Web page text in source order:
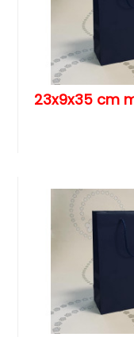
23x9x35 cm